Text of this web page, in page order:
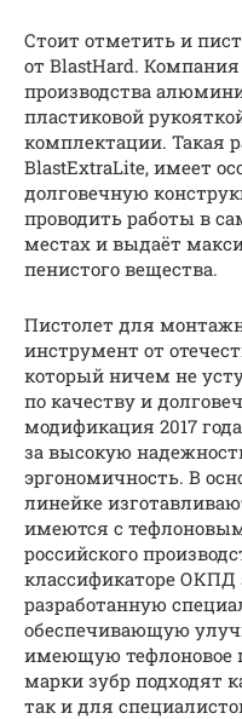
Стоит отметить и
от BlastHard.
производства
пластиковой
комплектации. Такая
BlastExtraLite, имеет
долговечную
проводить работы в
местах и выдаёт
пенистого вещества.
Пистолет для
инструмент от
который ничем не
по качеству и
модификация 2017
за высокую
эргономичность. В
линейке
имеются с
российского
классификаторе ОКПД
разработанную
обеспечивающую
имеющую тефлоновое
марки зубр подходят
так и для